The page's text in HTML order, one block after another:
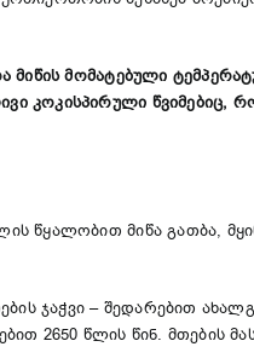
მომატებული
კოკისპირული წვიმებიც,
წყალობით მიწა გათბა,
ჯაჭვი – შედარებით
2650 წლის წინ. მთების